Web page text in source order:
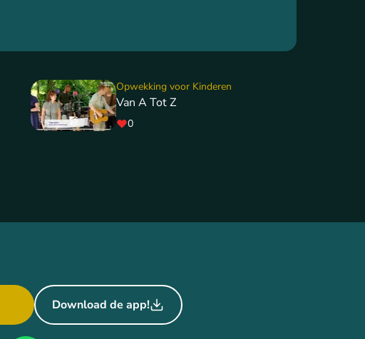
Opwekking voor Kinderen
Van A Tot Z
0
Download de app!